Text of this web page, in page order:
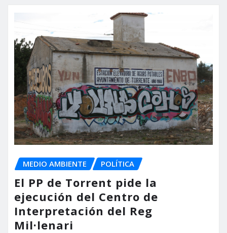
MEDIO AMBIENTE POLÍTICA
El PP de Torrent pide la
ejecución del Centro de
Interpretación del Reg
Mil·lenari